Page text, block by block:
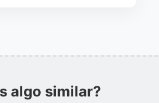
algo similar?